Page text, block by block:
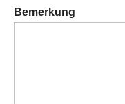
Bemerkung